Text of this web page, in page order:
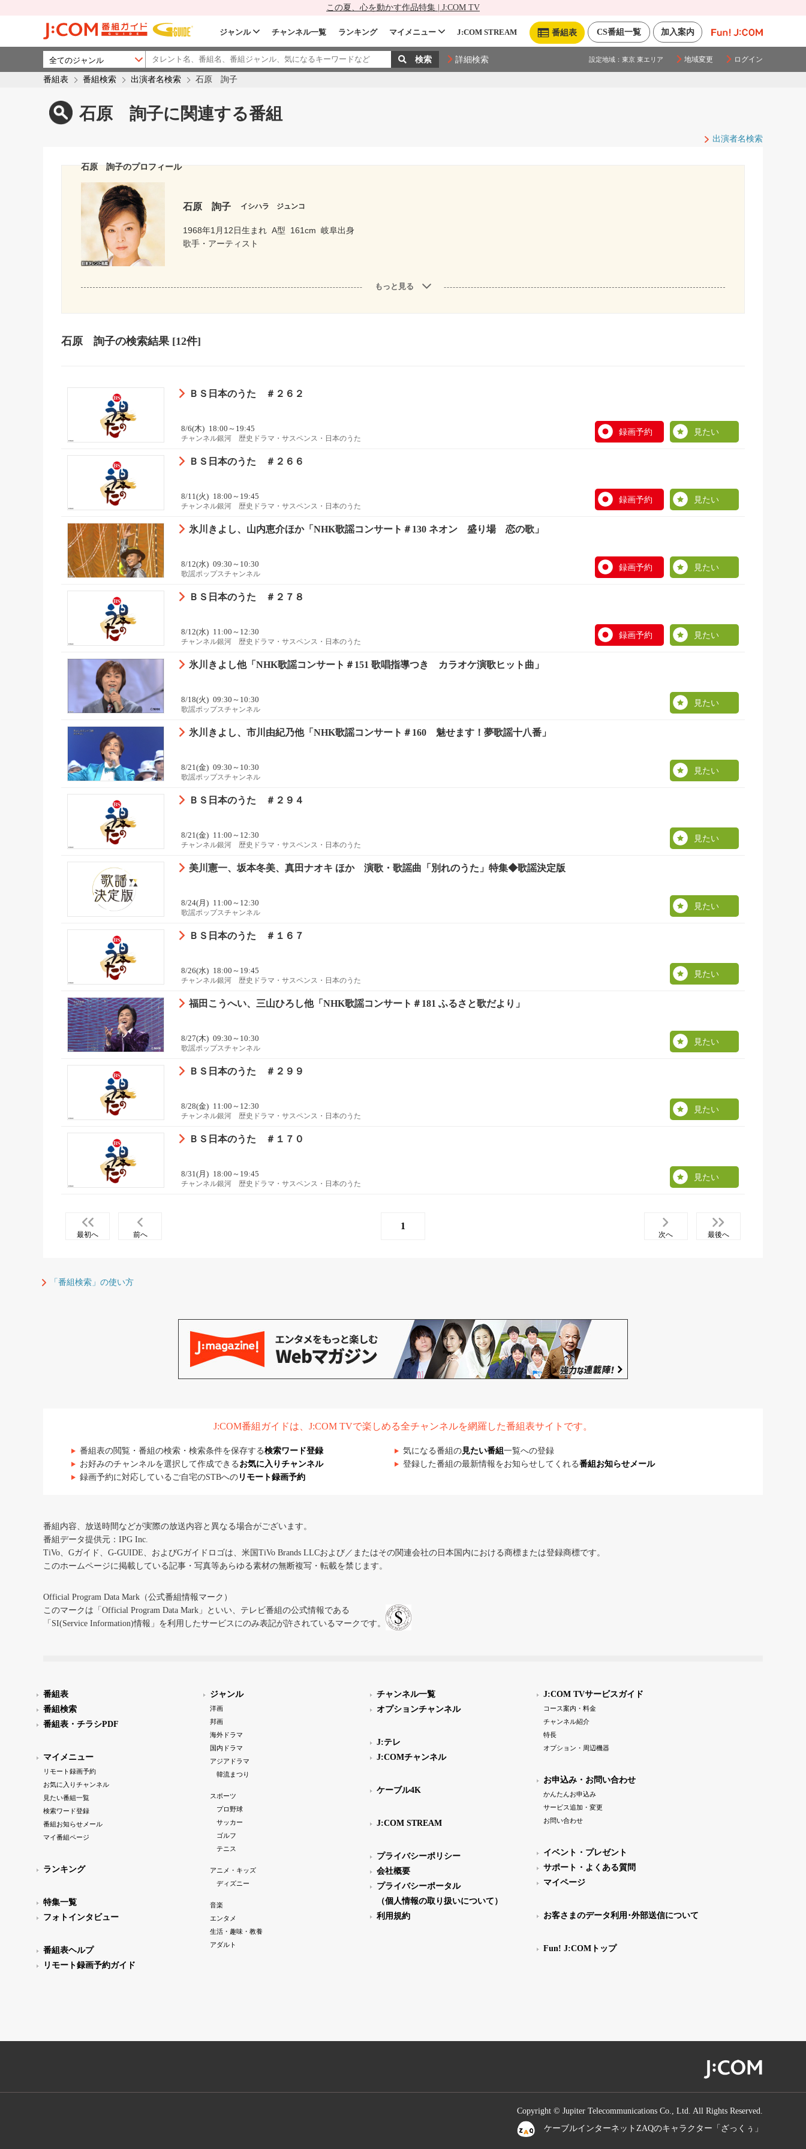
この夏、心を動かす作品特集 | J:COM TV
加入案内
CS番組一覧
番組表
ジャンル チャンネル一覧 ランキング マイメニュー J:COM STREAM
詳細検索 設定地域： 東京 東エリア 地域変更 ログイン
番組表 番組検索 出演者名検索 石原 詢子
石原 詢子に関連する番組
出演者名検索
石原 詢子のプロフィール
石原 詢子 イシハラ ジュンコ
1968年1月12日生まれ A型 161cm 岐阜出身
歌手・アーティスト
もっと見る
石原 詢子の検索結果 [12件]
ＢＳ日本のうた ＃２６２
8/6(木) 18:00～19:45
チャンネル銀河 歴史ドラマ・サスペンス・日本のうた
録画予約 見たい
ＢＳ日本のうた ＃２６６
8/11(火) 18:00～19:45
チャンネル銀河 歴史ドラマ・サスペンス・日本のうた
録画予約 見たい
氷川きよし、山内恵介ほか「NHK歌謡コンサート＃130 ネオン 盛り場 恋の歌」
8/12(水) 09:30～10:30
歌謡ポップスチャンネル
録画予約 見たい
ＢＳ日本のうた ＃２７８
8/12(水) 11:00～12:30
チャンネル銀河 歴史ドラマ・サスペンス・日本のうた
録画予約 見たい
氷川きよし他「NHK歌謡コンサート＃151 歌唱指導つき カラオケ演歌ヒット曲」
8/18(火) 09:30～10:30
歌謡ポップスチャンネル
見たい
氷川きよし、市川由紀乃他「NHK歌謡コンサート＃160 魅せます！夢歌謡十八番」
8/21(金) 09:30～10:30
歌謡ポップスチャンネル
見たい
ＢＳ日本のうた ＃２９４
8/21(金) 11:00～12:30
チャンネル銀河 歴史ドラマ・サスペンス・日本のうた
見たい
美川憲一、坂本冬美、真田ナオキ ほか 演歌・歌謡曲「別れのうた」特集◆歌謡決定版
8/24(月) 11:00～12:30
歌謡ポップスチャンネル
見たい
ＢＳ日本のうた ＃１６７
8/26(水) 18:00～19:45
チャンネル銀河 歴史ドラマ・サスペンス・日本のうた
見たい
福田こうへい、三山ひろし他「NHK歌謡コンサート＃181 ふるさと歌だより」
8/27(木) 09:30～10:30
歌謡ポップスチャンネル
見たい
ＢＳ日本のうた ＃２９９
8/28(金) 11:00～12:30
チャンネル銀河 歴史ドラマ・サスペンス・日本のうた
見たい
ＢＳ日本のうた ＃１７０
8/31(月) 18:00～19:45
チャンネル銀河 歴史ドラマ・サスペンス・日本のうた
見たい
最初へ 前へ
1
次へ 最後へ
「番組検索」の使い方
J:COM番組ガイドは、J:COM TVで楽しめる全チャンネルを網羅した番組表サイトです。
番組表の閲覧・番組の検索・検索条件を保存する検索ワード登録 気になる番組の見たい番組 一覧への登録
お好みのチャンネルを選択して作成できる お気に入りチャンネル 登録した番組の最新情報をお知らせしてくれる番組お知らせメール
録画予約に対応しているご自宅のSTBへの リモート録画予約
番組内容、放送時間などが実際の放送内容と異なる場合がございます。
番組データ提供元：IPG Inc.
TiVo、Gガイド、G-GUIDE、およびGガイドロゴは、米国TiVo Brands LLCおよび／またはその関連会社の日本国内における商標または登録商標です。
このホームページに掲載している記事・写真等あらゆる素材の無断複写・転載を禁じます。
Official Program Data Mark（公式番組情報マーク）
このマークは「Official Program Data Mark」といい、テレビ番組の公式情報である
「SI(Service Information)情報」を利用したサービスにのみ表記が許されているマークです。
番組表
番組検索
番組表・チラシPDF
マイメニュー
リモート録画予約
お気に入りチャンネル
見たい番組一覧
検索ワード登録
番組お知らせメール
マイ番組ページ
ランキング
特集一覧
フォトインタビュー
番組表ヘルプ
リモート録画予約ガイド
ジャンル
洋画
邦画
海外ドラマ
国内ドラマ
アジアドラマ
韓流まつり
スポーツ
プロ野球
サッカー
ゴルフ
テニス
アニメ・キッズ
ディズニー
音楽
エンタメ
生活・趣味・教養
アダルト
チャンネル一覧
オプションチャンネル
J:テレ
J:COMチャンネル
ケーブル4K
J:COM STREAM
プライバシーポリシー
会社概要
プライバシーポータル
（個人情報の取り扱いについて）
利用規約
J:COM TVサービスガイド
コース案内・料金
チャンネル紹介
特長
オプション・周辺機器
お申込み・お問い合わせ
かんたんお申込み
サービス追加・変更
お問い合わせ
イベント・プレゼント
サポート・よくある質問
マイページ
お客さまのデータ利用･外部送信について
Fun! J:COMトップ
Copyright © Jupiter Telecommunications Co., Ltd. All Rights Reserved.
ケーブルインターネットZAQのキャラクター「ざっくぅ」